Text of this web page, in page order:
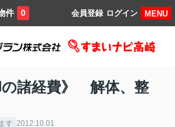
件 0 MENU
ログイン
会員登録
の諸経費》 解体、整
す 2012.10.01